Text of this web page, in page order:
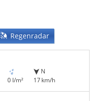
Regenradar
0 l/m²
N
17 km/h